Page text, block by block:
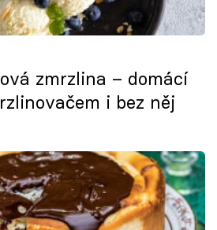
zmrzlina – domácí
i bez něj